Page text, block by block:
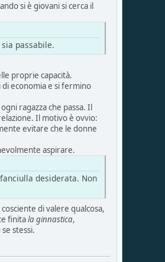
si è giovani si cerca il
passabile.
proprie capacità.
economia e si fermino
ragazza che passa. Il
Il motivo è ovvio:
evitare che le donne
aspirare.
desiderata. Non
di valere qualcosa,
finitala ginnastica,
stessi.